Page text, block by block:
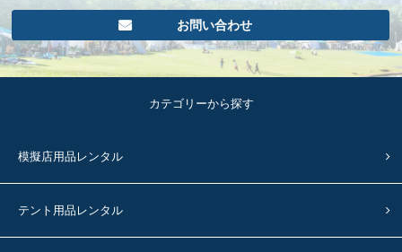
お問い合わせ
カテゴリーから探す
模擬店用品レンタル
テント用品レンタル